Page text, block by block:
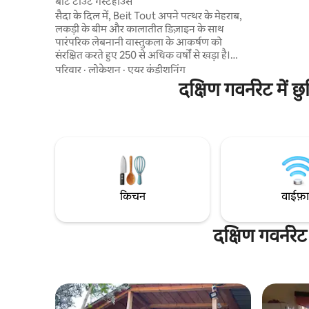
सैदा के दिल में, Beit Tout अपने पत्थर के मेहराब,
लकड़ी के बीम और कालातीत डिज़ाइन के साथ
पारंपरिक लेबनानी वास्तुकला के आकर्षण को
संरक्षित करते हुए 250 से अधिक वर्षों से खड़ा है।
इसके केंद्र में, 150 साल पुराना एक भव्य शहतूत का
पेड़ बगीचे को जीवन से भर देता है, जो छाया और
शांति प्रदान करता है। इस अनोखे घर और उसके प्यारे
गया था। अपनी बुकिंग अभी बुक करें!
परिवार ·लोकेशन ·एयर कंडीशनिंग
दक्षिण गवर्नरेट में
किचन
दक्षिण